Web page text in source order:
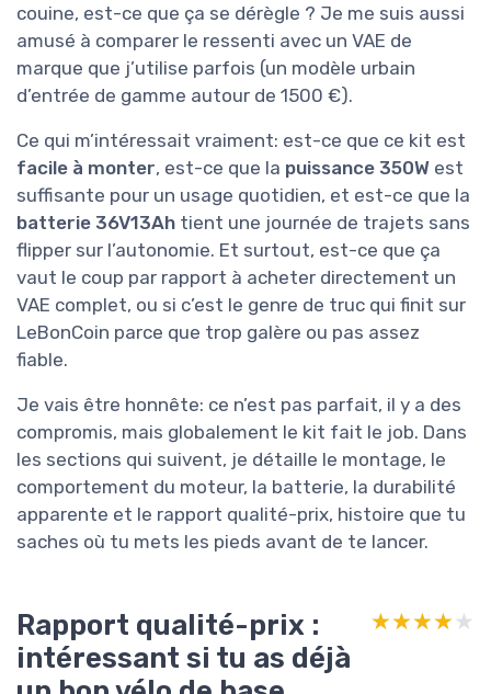
couine, est-ce que ça se dérègle ? Je me suis aussi
amusé à comparer le ressenti avec un VAE de
marque que j’utilise parfois (un modèle urbain
d’entrée de gamme autour de 1500 €).
Ce qui m’intéressait vraiment: est-ce que ce kit est
facile à monter, est-ce que la puissance 350W est
suffisante pour un usage quotidien, et est-ce que la
batterie 36V13Ah tient une journée de trajets sans
flipper sur l’autonomie. Et surtout, est-ce que ça
vaut le coup par rapport à acheter directement un
VAE complet, ou si c’est le genre de truc qui finit sur
LeBonCoin parce que trop galère ou pas assez
fiable.
Je vais être honnête: ce n’est pas parfait, il y a des
compromis, mais globalement le kit fait le job. Dans
les sections qui suivent, je détaille le montage, le
comportement du moteur, la batterie, la durabilité
apparente et le rapport qualité-prix, histoire que tu
saches où tu mets les pieds avant de te lancer.
Rapport qualité-prix :
intéressant si tu as déjà
★★★★★
★★★★★